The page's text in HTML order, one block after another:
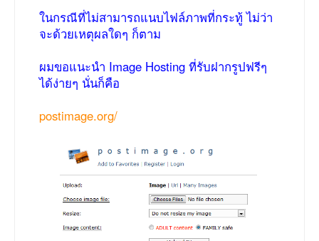
ในกรณีที่ไม่สามารถแนบไฟล์ภาพที่กระทู้ ไม่ว่า
จะด้วยเหตุผลใดๆ ก็ตาม
ผมขอแนะนำ Image Hosting ที่รับฝากรูปฟรีๆ
ได้ง่ายๆ นั่นก็คือ
postimage.org/